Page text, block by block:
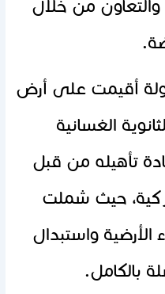
من خلال
أقيمت على أرض
الغسانية
تأهيله من قبل
حيث شملت
واستبدال
بالكامل.